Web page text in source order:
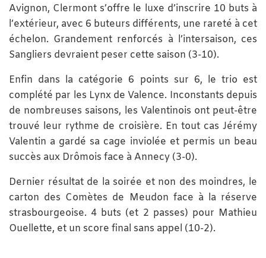
Avignon, Clermont s’offre le luxe d’inscrire 10 buts à
l’extérieur, avec 6 buteurs différents, une rareté à cet
échelon. Grandement renforcés à l’intersaison, ces
Sangliers devraient peser cette saison (3-10).
Enfin dans la catégorie 6 points sur 6, le trio est
complété par les Lynx de Valence. Inconstants depuis
de nombreuses saisons, les Valentinois ont peut-être
trouvé leur rythme de croisière. En tout cas Jérémy
Valentin a gardé sa cage inviolée et permis un beau
succès aux Drômois face à Annecy (3-0).
Dernier résultat de la soirée et non des moindres, le
carton des Comètes de Meudon face à la réserve
strasbourgeoise. 4 buts (et 2 passes) pour Mathieu
Ouellette, et un score final sans appel (10-2).